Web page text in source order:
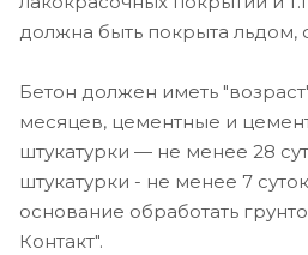
должна быть покрыта льдом,
Бетон должен иметь
месяцев, цементные и
штукатурки — не менее 28
штукатурки - не менее 7
основание обработать
Контакт".